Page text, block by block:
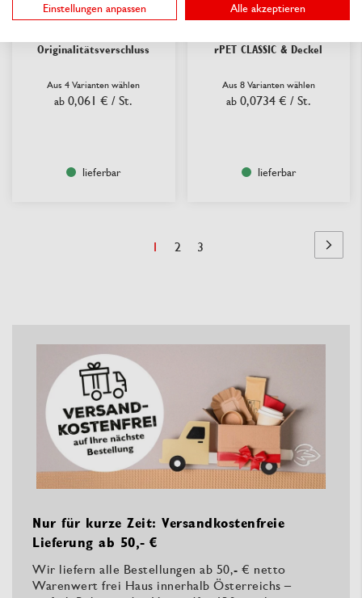
Originalitätsverschluss
Aus 4 Varianten wählen
ab 0,061 € / St.
lieferbar
rPET CLASSIC & Deckel
Aus 8 Varianten wählen
ab 0,0734 € / St.
lieferbar
Sie
1 Seite
2 Seite
3
Seite
Nur für kurze Zeit: Versandkostenfreie
Lieferung ab 50,- €
Wir liefern alle Bestellungen ab 50,- € netto
Warenwert frei Haus innerhalb Österreichs –
Einstellungen anpassen Alle akzeptieren